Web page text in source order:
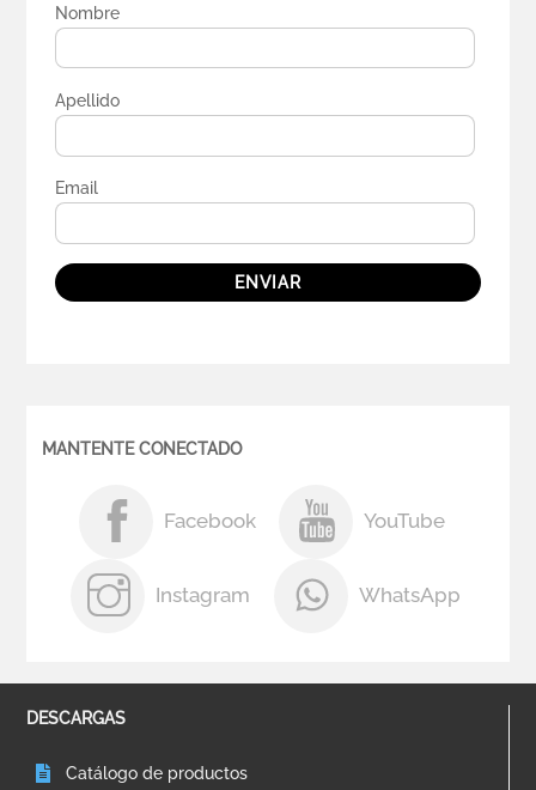
Nombre
Apellido
Email
ENVIAR
MANTENTE CONECTADO
Facebook YouTube
Instagram WhatsApp
DESCARGAS
Catálogo de productos